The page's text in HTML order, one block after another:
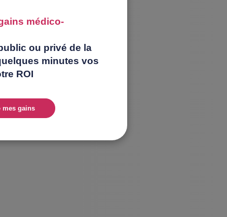
médico-
ou privé de la
minutes vos
ROI
mes gains